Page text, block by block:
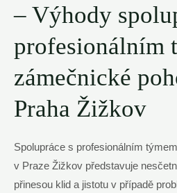
– Výhody
profesionálním
zámečnické
Praha Žižkov
Spolupráce​ s profesionálním
v Praze Žižkov představuje
přinesou klid ​a ​jistotu v případě